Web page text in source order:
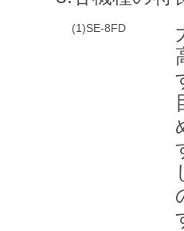
(1)SE-8FD